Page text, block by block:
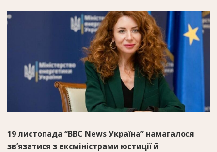
19 листопада “BBC News Україна” намагалося
зв’язатися з ексміністрами юстиції й